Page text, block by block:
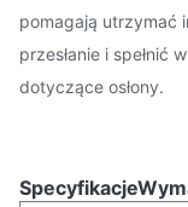
pomagają utrzymać
przesłanie i spełnić
dotyczące osłony.
Specyfikacje